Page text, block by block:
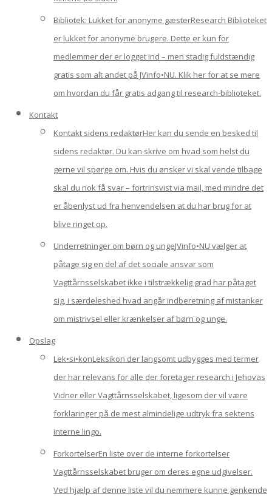
Bibliotek: Lukket for anonyme gæsterResearch Biblioteket
er lukket for anonyme brugere. Dette er kun for
medlemmer der er logget ind – men stadig fuldstændig
gratis som alt andet på JVinfo•NU. Klik her for at se mere
om hvordan du får gratis adgang til research-biblioteket.
Kontakt
Kontakt sidens redaktørHer kan du sende en besked til
sidens redaktør. Du kan skrive om hvad som helst du
gerne vil spørge om. Hvis du ønsker vi skal vende tilbage
skal du nok få svar – fortrinsvist via mail, med mindre det
er åbenlyst ud fra henvendelsen at du har brug for at
blive ringet op.
Underretninger om børn og ungeJVinfo•NU vælger at
påtage sig en del af det sociale ansvar som
Vagttårnsselskabet ikke i tilstrækkelig grad har påtaget
sig, i særdeleshed hvad angår indberetning af mistanker
om mistrivsel eller krænkelser af børn og unge.
Opslag
Lek•si•konLeksikon der langsomt udbygges med termer
der har relevans for alle der foretager research i Jehovas
Vidner eller Vagttårnsselskabet, ligesom der vil være
forklaringer på de mest almindelige udtryk fra sektens
interne lingo.
ForkortelserEn liste over de interne forkortelser
Vagttårnsselskabet bruger om deres egne udgivelser.
Ved hjælp af denne liste vil du nemmere kunne genkende